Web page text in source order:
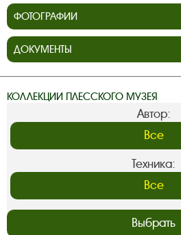
ФОТОГРАФИИ
ДОКУМЕНТЫ
КОЛЛЕКЦИИ ПЛЕССКОГО МУЗЕЯ
Автор:
Техника:
Выбрать